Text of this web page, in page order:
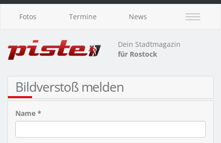
Fotos Termine News
Dein Stadtmagazin
für Rostock
Bildverstoß melden
Name *